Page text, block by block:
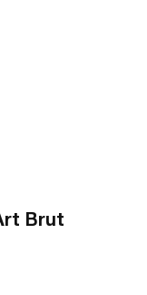
Brut